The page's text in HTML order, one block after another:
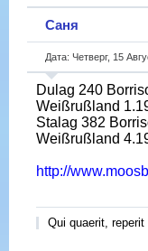
Саня
Дата: Четверг, 15
Dulag 240
Weißrußland
Stalag 382
Weißrußland
http://
Qui quaerit, reperit